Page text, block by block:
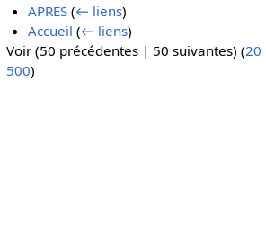
APRES (← liens)
Accueil (← liens)
Voir (50 précédentes| 50 suivantes) (20
500)